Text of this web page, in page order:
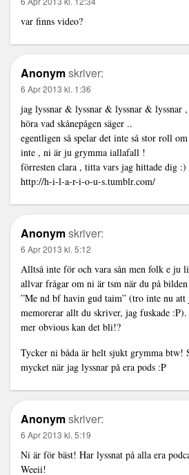
var finns video?
Anonymskriver:
6 Apr 2013 kl. 1:36
jag lyssnar & lyssnar & lyssnar & lyssnar
höra vad skånepågen säger ..
egentligen så spelar det inte så stor roll
inte , ni är ju grymma iallafall !
förresten clara , titta vars jag hittade dig :)
http://h-i-l-a-r-i-o-u-s.tumblr.com/
Anonymskriver:
6 Apr 2013 kl. 5:12
Alltså inte för och vara sån men folk e ju
allvar frågar om ni är tsm när du på
”Me nd bf havin gud taim” (tro inte nu att
memorerar allt du skriver, jag fuskade
mer obvious kan det bli!?
Tycker ni båda är helt sjukt grymma
mycket när jag lyssnar på era pods :P
Anonymskriver:
6 Apr 2013 kl. 5:19
Ni är för bäst! Har lyssnat på alla era
Weeii!